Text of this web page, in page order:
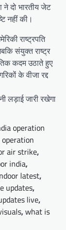
ने दो भारतीय जेट
नहीं की।
राष्ट्रपति
संयुक्त राष्ट्र
कदम उठाते हुए
के वीजा रद्द
लड़ाई जारी रखेगा
operation
air strike,
india,
latest,
updates,
live,
,what is